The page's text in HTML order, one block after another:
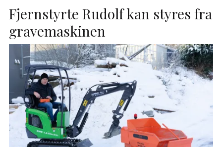
Fjernstyrte Rudolf kan styres fra
gravemaskinen